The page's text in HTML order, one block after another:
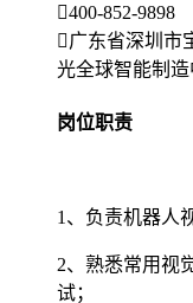
400-852-9898
广东省深圳市
光全球智能制
岗位职责
1、负责机器人
2、熟悉常用视
试；